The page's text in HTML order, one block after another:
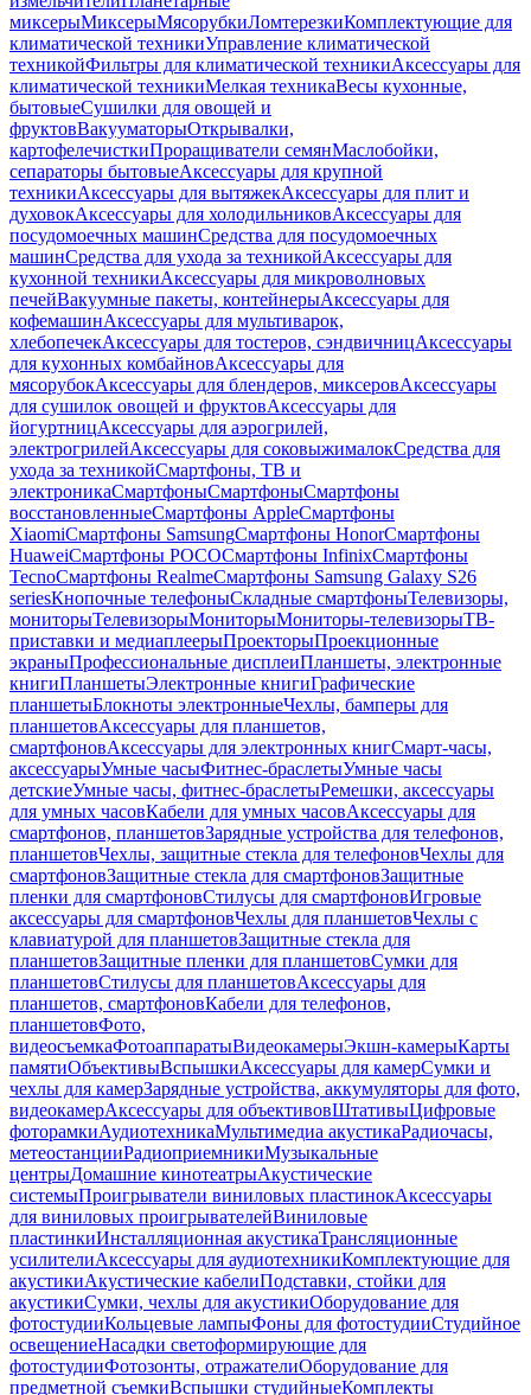
миксерыМиксерыМясорубкиЛомтерезкиКомплектующие для
климатической техникиУправление климатической
техникойФильтры для климатической техникиАксессуары для
климатической техникиМелкая техникаВесы кухонные,
бытовыеСушилки для овощей и
фруктовВакууматорыОткрывалки,
картофелечисткиПроращиватели семянМаслобойки,
сепараторы бытовыеАксессуары для крупной
техникиАксессуары для вытяжекАксессуары для плит и
духовокАксессуары для холодильниковАксессуары для
посудомоечных машинСредства для посудомоечных
машинСредства для ухода за техникойАксессуары для
кухонной техникиАксессуары для микроволновых
печейВакуумные пакеты, контейнерыАксессуары для
кофемашинАксессуары для мультиварок,
хлебопечекАксессуары для тостеров, сэндвичницАксессуары
для кухонных комбайновАксессуары для
мясорубокАксессуары для блендеров, миксеровАксессуары
для сушилок овощей и фруктовАксессуары для
йогуртницАксессуары для аэрогрилей,
электрогрилейАксессуары для соковыжималокСредства для
ухода за техникойСмартфоны, ТВ и
электроникаСмартфоныСмартфоныСмартфоны
восстановленныеСмартфоны AppleСмартфоны
XiaomiСмартфоны SamsungСмартфоны HonorСмартфоны
HuaweiСмартфоны POCOСмартфоны InfinixСмартфоны
TecnoСмартфоны RealmeСмартфоны Samsung Galaxy S26
seriesКнопочные телефоныСкладные смартфоныТелевизоры,
мониторыТелевизорыМониторыМониторы-телевизорыТВ-
приставки и медиаплеерыПроекторыПроекционные
экраныПрофессиональные дисплеиПланшеты, электронные
книгиПланшетыЭлектронные книгиГрафические
планшетыБлокноты электронныеЧехлы, бамперы для
планшетовАксессуары для планшетов,
смартфоновАксессуары для электронных книгСмарт-часы,
аксессуарыУмные часыФитнес-браслетыУмные часы
детскиеУмные часы, фитнес-браслетыРемешки, аксессуары
для умных часовКабели для умных часовАксессуары для
смартфонов, планшетовЗарядные устройства для телефонов,
планшетовЧехлы, защитные стекла для телефоновЧехлы для
смартфоновЗащитные стекла для смартфоновЗащитные
пленки для смартфоновСтилусы для смартфоновИгровые
аксессуары для смартфоновЧехлы для планшетовЧехлы с
клавиатурой для планшетовЗащитные стекла для
планшетовЗащитные пленки для планшетовСумки для
планшетовСтилусы для планшетовАксессуары для
планшетов, смартфоновКабели для телефонов,
планшетовФото,
видеосъемкаФотоаппаратыВидеокамерыЭкшн-камерыКарты
памятиОбъективыВспышкиАксессуары для камерСумки и
чехлы для камерЗарядные устройства, аккумуляторы для фото,
видеокамерАксессуары для объективовШтативыЦифровые
фоторамкиАудиотехникаМультимедиа акустикаРадиочасы,
метеостанцииРадиоприемникиМузыкальные
центрыДомашние кинотеатрыАкустические
системыПроигрыватели виниловых пластинокАксессуары
для виниловых проигрывателейВиниловые
пластинкиИнсталляционная акустикаТрансляционные
усилителиАксессуары для аудиотехникиКомплектующие для
акустикиАкустические кабелиПодставки, стойки для
акустикиСумки, чехлы для акустикиОборудование для
фотостудииКольцевые лампыФоны для фотостудииСтудийное
освещениеНасадки светоформирующие для
фотостудииФотозонты, отражателиОборудование для
предметной съемкиВспышки студийныеКомплекты